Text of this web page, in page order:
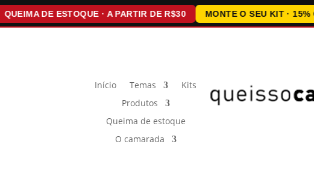
DE ESTOQUE · A PARTIR DE R$30 MONTE O SEU KIT · 15% OFF
Início Temas
Kits
Produtos
Queima de estoque
O camarada